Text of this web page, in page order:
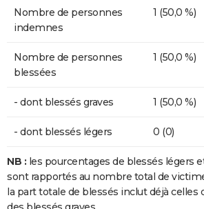
Nombre de personnes
indemnes
1 (50,0 %)
Nombre de personnes
blessées
1 (50,0 %)
- dont blessés graves 1 (50,0 %)
- dont blessés légers 0 (0)
NB : les pourcentages de blessés légers
sont rapportés au nombre total de
la part totale de blessés inclut déjà celles